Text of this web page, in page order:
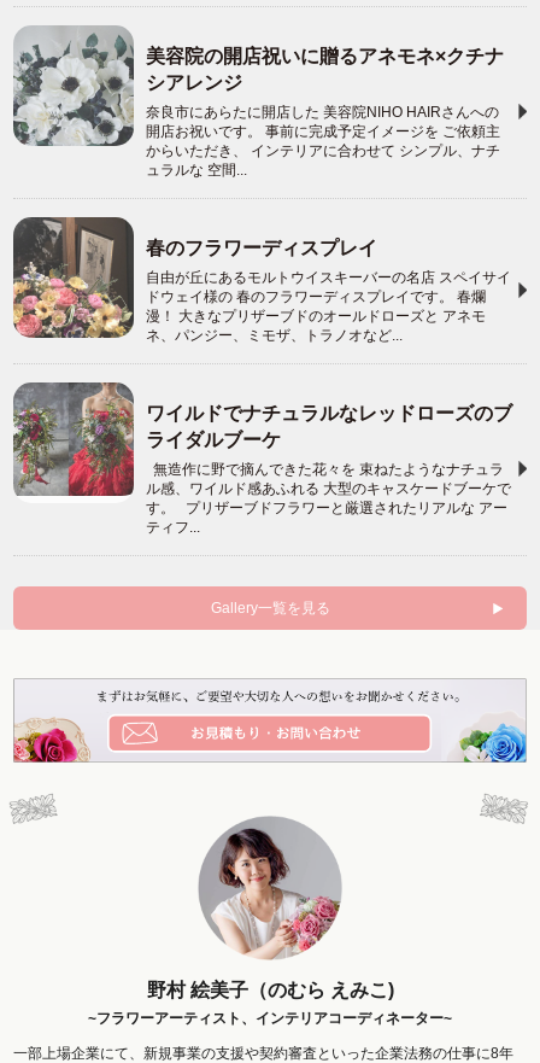
美容院の開店祝いに贈るアネモネ×クチナ
シアレンジ
奈良市にあらたに開店した 美容院NIHO HAIRさんへの
開店お祝いです。 事前に完成予定イメージを ご依頼主
からいただき、 インテリアに合わせて シンプル、ナチ
ュラルな 空間...
春のフラワーディスプレイ
自由が丘にあるモルトウイスキーバーの名店 スペイサイ
ドウェイ様の 春のフラワーディスプレイです。 春爛
漫！ 大きなプリザーブドのオールドローズと アネモ
ネ、パンジー、ミモザ、トラノオなど...
ワイルドでナチュラルなレッドローズのブ
ライダルブーケ
無造作に野で摘んできた花々を 束ねたようなナチュラ
ル感、ワイルド感あふれる 大型のキャスケードブーケで
す。 プリザーブドフラワーと厳選されたリアルな アー
ティフ...
Gallery一覧を見る
野村 絵美子（のむら えみこ)
~フラワーアーティスト、インテリアコーディネーター~
一部上場企業にて、新規事業の支援や契約審査といった企業法務の仕事に8年